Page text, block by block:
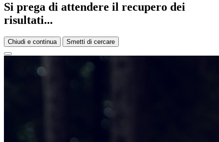
Si prega di attendere il recupero dei
risultati...
Chiudi e continua Smetti di cercare